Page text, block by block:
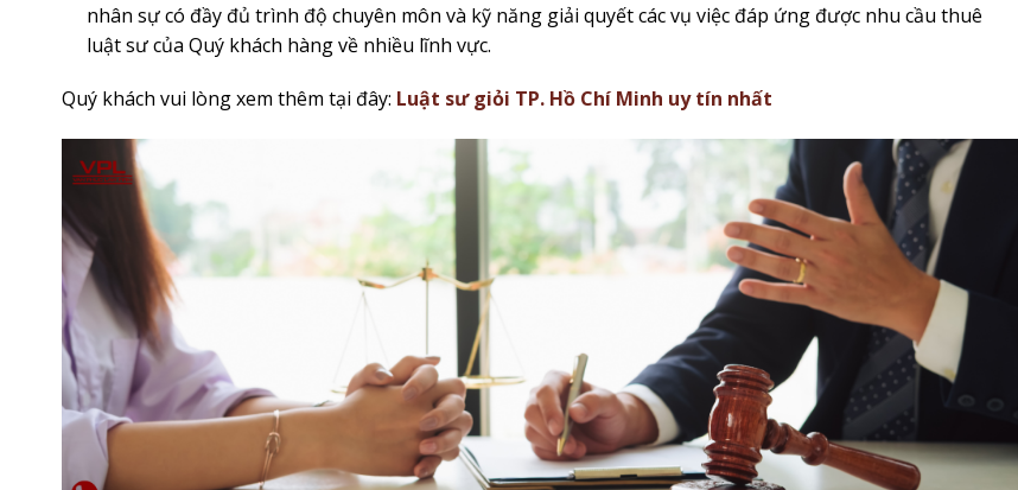
nhân sự có đầy đủ trình độ chuyên môn và kỹ năng giải quyết các vụ việc đáp ứng được nhu cầu thuê
luật sư của Quý khách hàng về nhiều lĩnh vực.
Quý khách vui lòng xem thêm tại đây: Luật sư giỏi TP. Hồ Chí Minh uy tín nhất